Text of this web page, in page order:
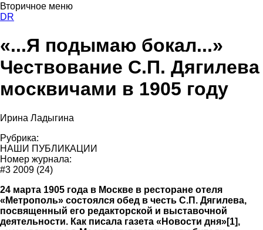
Вторичное меню
DR
«...Я подымаю бокал...»
Чествование С.П. Дягилева
москвичами в 1905 году
Ирина Ладыгина
Рубрика:
НАШИ ПУБЛИКАЦИИ
Номер журнала:
#3 2009 (24)
24 марта 1905 года в Москве в ресторане отеля
«Метрополь» состоялся обед в честь С.П. Дягилева,
посвященный его редакторской и выставочной
деятельности. Как писала газета «Новости дня»[1],